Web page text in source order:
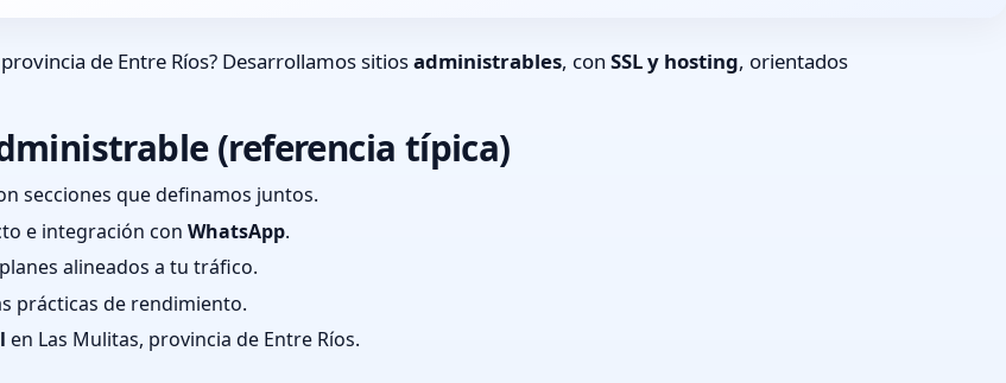
de Entre Ríos? Desarrollamos sitiosadministrables, con SSL y hosting, orientados
(referencia típica)
secciones que definamos juntos.
e integración con WhatsApp.
alineados a tu tráfico.
prácticas de rendimiento.
en Las Mulitas, provincia de Entre Ríos.